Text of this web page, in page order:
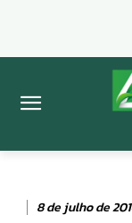
8 de julho de